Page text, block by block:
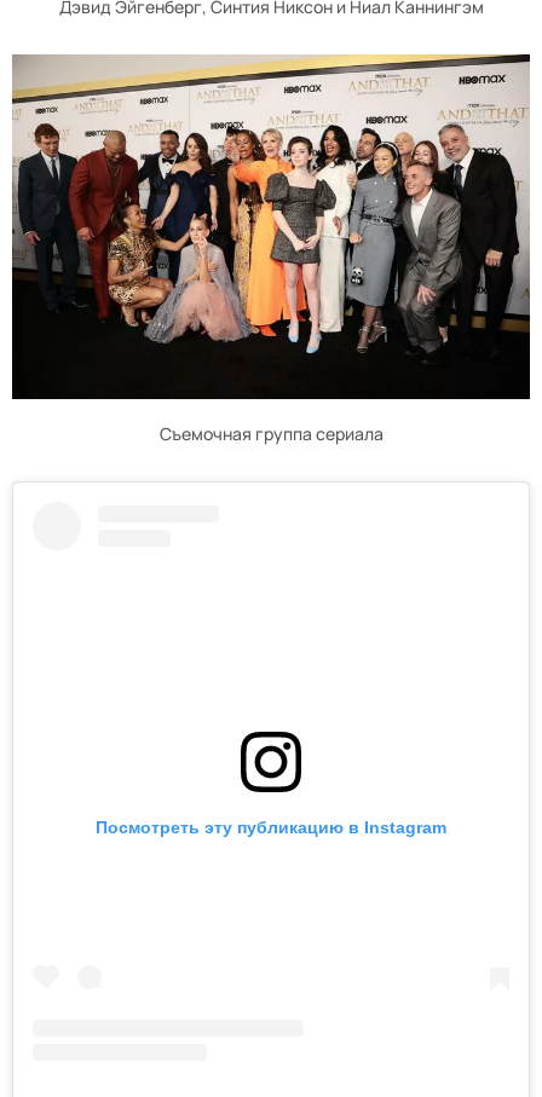
Дэвид Эйгенберг, Синтия Никсон и Ниал Каннингэм
Съемочная группа сериала
Посмотреть эту публикацию в Instagram